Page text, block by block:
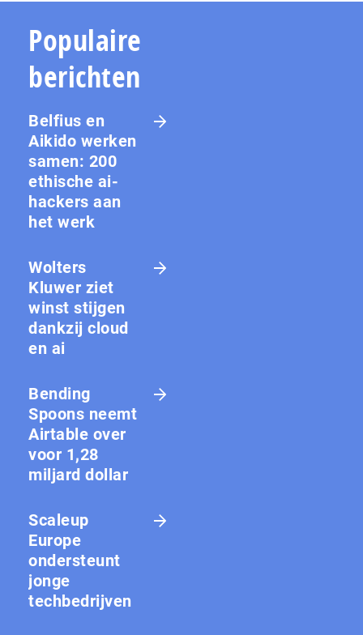
Populaire
berichten
Belfius en
Aikido werken
samen: 200
ethische ai-
hackers aan
het werk
Wolters
Kluwer ziet
winst stijgen
dankzij cloud
en ai
Bending
Spoons neemt
Airtable over
voor 1,28
miljard dollar
Scaleup
Europe
ondersteunt
jonge
techbedrijven